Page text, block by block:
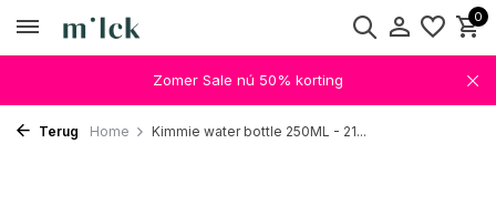
0
Zomer Sale nú 50% korting
Terug Home Kimmie water bottle 250ML - 21...